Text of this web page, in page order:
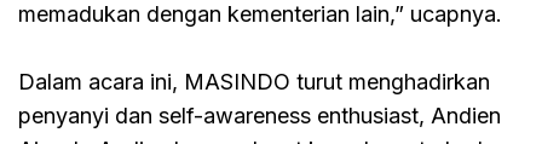
memadukan dengan kementerian lain,” ucapnya.
Dalam acara ini, MASINDO turut menghadirkan
penyanyi dan self-awareness enthusiast, Andien